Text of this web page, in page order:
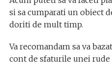
si sa cumparati un obiect
doriti de mult timp.
Va recomandam sa va
cont de sfaturile unei rude